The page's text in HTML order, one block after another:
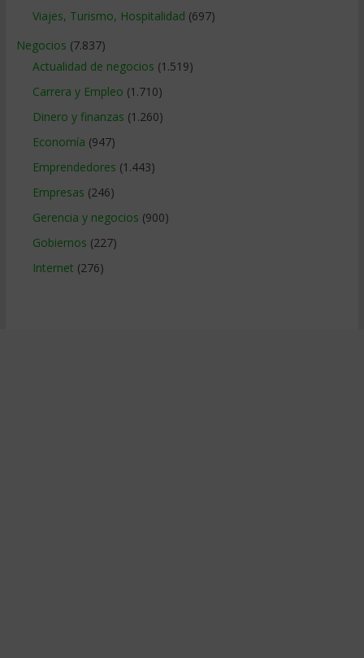
Viajes, Turismo, Hospitalidad (697)
Negocios (7.837)
Actualidad de negocios (1.519)
Carrera y Empleo (1.710)
Dinero y finanzas (1.260)
Economía (947)
Emprendedores (1.443)
Empresas (246)
Gerencia y negocios (900)
Gobiernos (227)
Internet (276)